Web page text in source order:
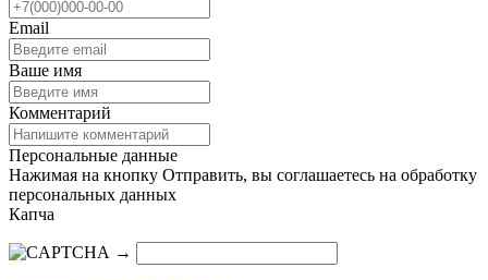
Email
Ваше имя
Комментарий
Персональные данные
Нажимая на кнопку Отправить, вы соглашаетесь на обработку
персональных данных
Капча
→